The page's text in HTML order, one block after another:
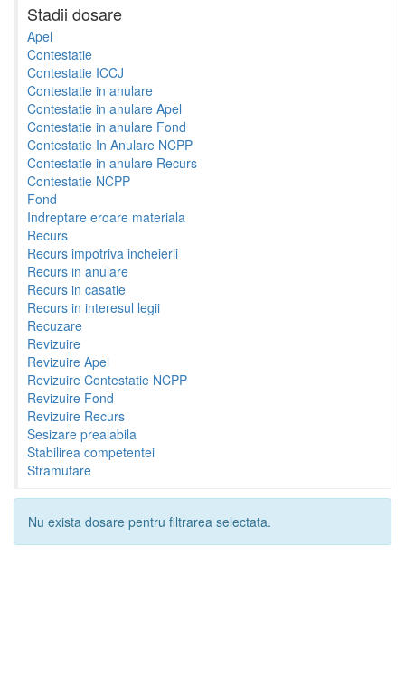
Stadii dosare
Apel
Contestatie
Contestatie ICCJ
Contestatie in anulare
Contestatie in anulare Apel
Contestatie in anulare Fond
Contestatie In Anulare NCPP
Contestatie in anulare Recurs
Contestatie NCPP
Fond
Indreptare eroare materiala
Recurs
Recurs impotriva incheierii
Recurs in anulare
Recurs in casatie
Recurs in interesul legii
Recuzare
Revizuire
Revizuire Apel
Revizuire Contestatie NCPP
Revizuire Fond
Revizuire Recurs
Sesizare prealabila
Stabilirea competentei
Stramutare
Nu exista dosare pentru filtrarea selectata.